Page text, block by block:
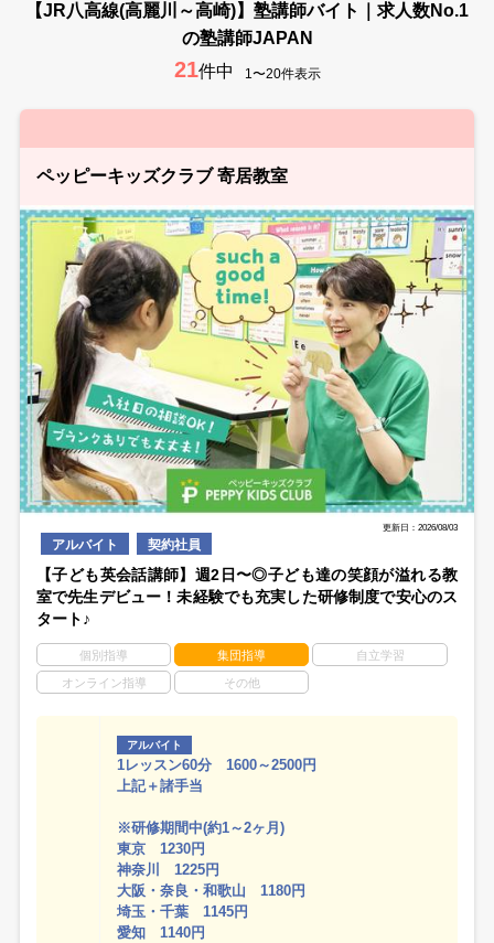
【JR八高線(高麗川～高崎)】塾講師バイト｜求人数No.1
の塾講師JAPAN
21件中 1〜20件表示
ペッピーキッズクラブ 寄居教室
更新日：2026/08/03
アルバイト 契約社員
【子ども英会話講師】週2日〜◎子ども達の笑顔が溢れる教
室で先生デビュー！未経験でも充実した研修制度で安心のス
タート♪
個別指導 集団指導 自立学習
オンライン指導 その他
アルバイト
1レッスン60分 1600～2500円
上記＋諸手当
※研修期間中(約1～2ヶ月)
東京 1230円
神奈川 1225円
大阪・奈良・和歌山 1180円
埼玉・千葉 1145円
愛知 1140円